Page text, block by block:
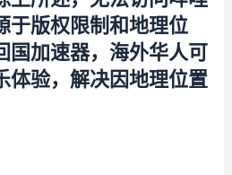
于版权限制和地理位
国加速器，海外华人可
体验，解决因地理位置